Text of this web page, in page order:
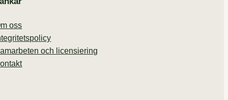
oss
och licensiering